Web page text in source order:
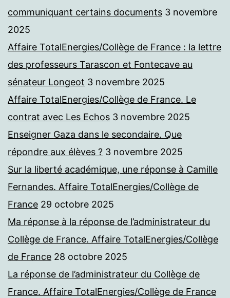
communiquant certains documents 3 novembre
2025
Affaire TotalEnergies/Collège de France : la lettre
des professeurs Tarascon et Fontecave au
sénateur Longeot 3 novembre 2025
Affaire TotalEnergies/Collège de France. Le
contrat avec Les Echos 3 novembre 2025
Enseigner Gaza dans le secondaire. Que
répondre aux élèves ? 3 novembre 2025
Sur la liberté académique, une réponse à Camille
Fernandes. Affaire TotalEnergies/Collège de
France 29 octobre 2025
Ma réponse à la réponse de l’administrateur du
Collège de France. Affaire TotalEnergies/Collège
de France 28 octobre 2025
La réponse de l’administrateur du Collège de
France. Affaire TotalEnergies/Collège de France